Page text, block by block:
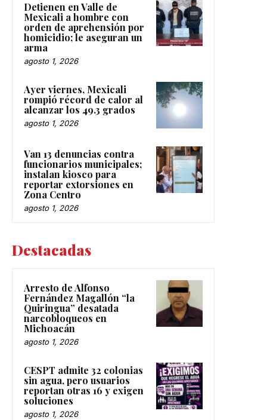
Detienen en Valle de
Mexicali a hombre con
orden de aprehensión por
homicidio; le aseguran un
arma
agosto 1, 2026
Ayer viernes, Mexicali
rompió récord de calor al
alcanzar los 49.3 grados
agosto 1, 2026
Van 13 denuncias contra
funcionarios municipales;
instalan kiosco para
reportar extorsiones en
Zona Centro
agosto 1, 2026
Destacadas
Arresto de Alfonso
Fernández Magallón “la
Quiringua” desatada
narcobloqueos en
Michoacán
agosto 1, 2026
CESPT admite 32 colonias
sin agua, pero usuarios
reportan otras 16 y exigen
soluciones
agosto 1, 2026